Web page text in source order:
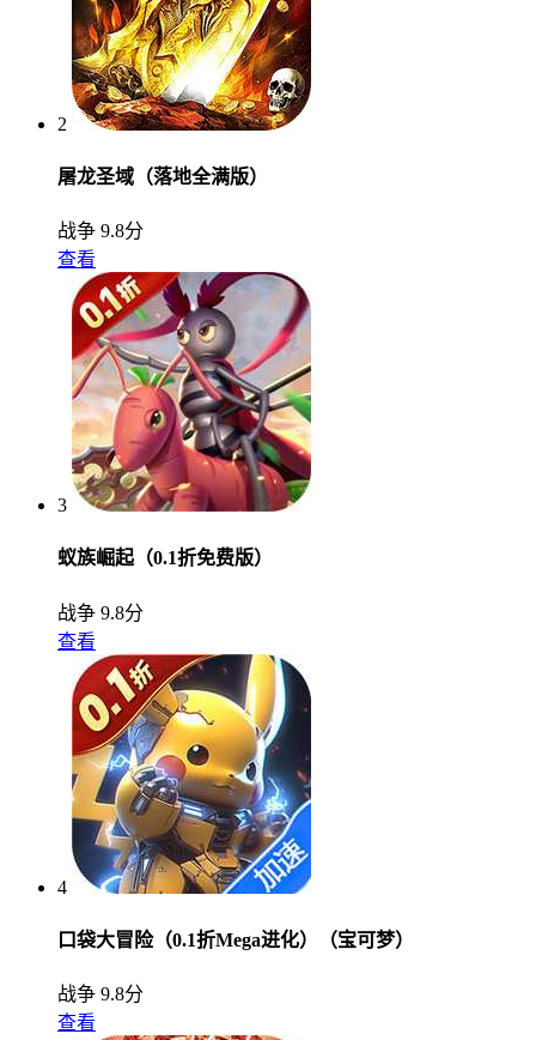
2
屠龙圣域（落地全满版）
战争 9.8分
查看
3
蚁族崛起（0.1折免费版）
战争 9.8分
查看
4
口袋大冒险（0.1折Mega进化）（宝可梦）
战争 9.8分
查看